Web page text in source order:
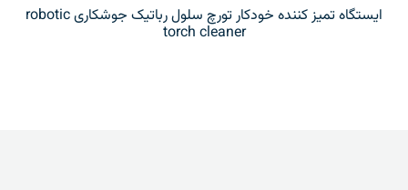
ایستگاه تمیز کننده خودکار تورچ سلول رباتیک جوشکاری robotic
torch cleaner